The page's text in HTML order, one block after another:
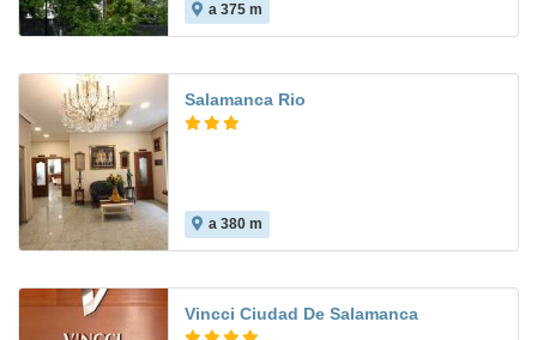
a 375 m
Salamanca Rio
a 380 m
Vincci Ciudad De Salamanca